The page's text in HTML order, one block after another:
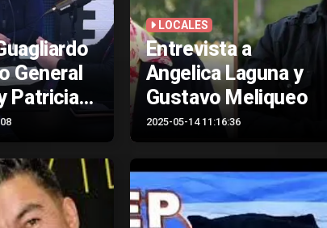
General
Patricia
gremial
LOCALES
Entrevista a
Angelica Laguna y
Gustavo Meliqueo
2025-05-14 11:16:36